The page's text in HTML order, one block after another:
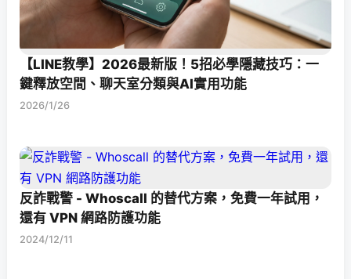
【LINE教學】2026最新版！5招必學隱藏技巧：一
鍵釋放空間、聊天室分類與AI實用功能
2026/1/26
反詐戰警 - Whoscall 的替代方案，免費一年試用，
還有 VPN 網路防護功能
2024/12/11